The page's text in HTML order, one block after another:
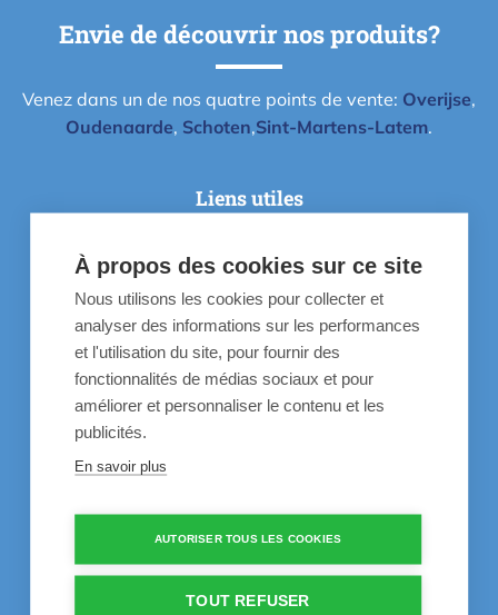
Envie de découvrir nos produits?
Venez dans un de nos quatre points de vente: Overijse,
Oudenaarde, Schoten,Sint-Martens-Latem.
Liens utiles
Vidéos d'apprentisage
Inspiration
60 ans d'expérience
Questions fréquentes
Life is better at the pool
Nos recommandations
Aspirateurs de piscine
À propos des cookies sur ce site
Nous utilisons les cookies pour collecter et
analyser des informations sur les performances
et l'utilisation du site, pour fournir des
fonctionnalités de médias sociaux et pour
améliorer et personnaliser le contenu et les
publicités.
En savoir plus
AUTORISER TOUS LES COOKIES
TOUT REFUSER